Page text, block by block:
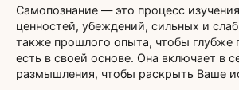
Самопознание — это процесс
ценностей, убеждений, сильных и
также прошлого опыта, чтобы глубже
есть в своей основе. Она включает в
размышления, чтобы раскрыть Ваше